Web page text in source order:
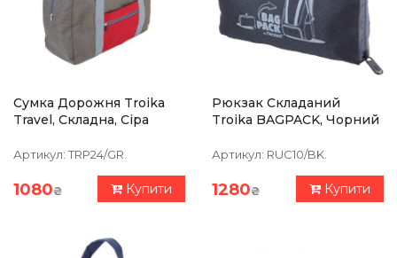
Сумка Дорожня Troika
Travel, Складна, Сіра
Артикул: TRP24/GR.
1080₴ Купити
Рюкзак Складаний
Troika BAGPACK, Чорний
Артикул: RUC10/BK.
1280₴ Купити